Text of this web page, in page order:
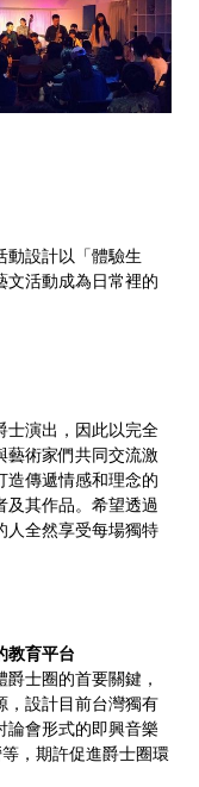
動設計以「體驗生
文活動成為日常裡的
士演出，因此以完全
藝術家們共同交流激
造傳遞情感和理念的
及其作品。希望透過
人全然享受每場獨特
教育平台
士圈的首要關鍵，
，設計目前台灣獨有
論會形式的即興音樂
，期許促進爵士圈環